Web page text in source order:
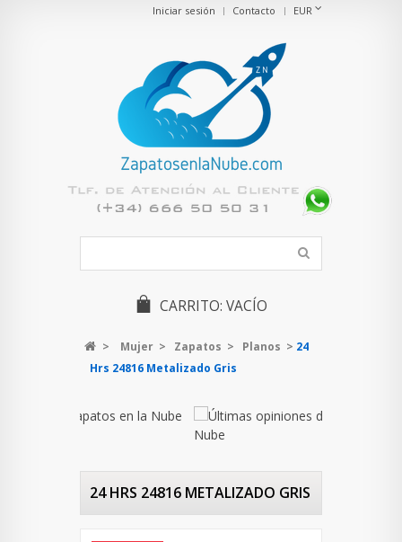
EUR
Contacto
Iniciar sesión
CARRITO: VACÍO
> Mujer > Zapatos > Planos > 24
Hrs 24816 Metalizado Gris
24 HRS 24816 METALIZADO GRIS